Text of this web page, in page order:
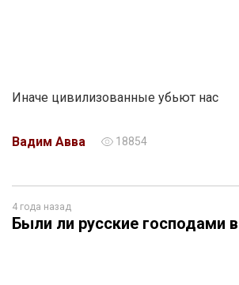
Иначе цивилизованные убьют нас
Вадим Авва 18854
4 года назад
Были ли русские господами